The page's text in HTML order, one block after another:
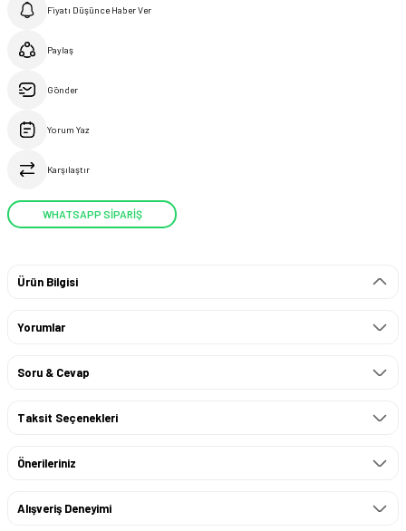
Fiyatı Düşünce Haber Ver
Paylaş
Gönder
Yorum Yaz
Karşılaştır
WHATSAPP SİPARİŞ
Ürün Bilgisi
Yorumlar
Soru & Cevap
Taksit Seçenekleri
Önerileriniz
Alışveriş Deneyimi